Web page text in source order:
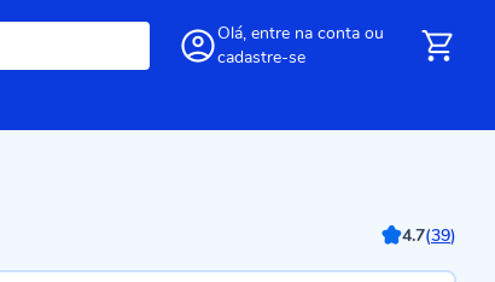
Olá, entre na conta ou
cadastre-se
4.7(39)